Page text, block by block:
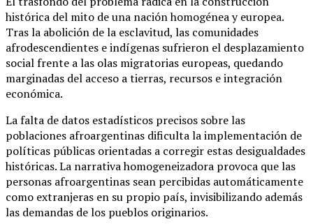
histórica del mito de una nación homogénea y europea.
Tras la abolición de la esclavitud, las comunidades
afrodescendientes e indígenas sufrieron el desplazamiento
social frente a las olas migratorias europeas, quedando
marginadas del acceso a tierras, recursos e integración
económica.
La falta de datos estadísticos precisos sobre las
poblaciones afroargentinas dificulta la implementación de
políticas públicas orientadas a corregir estas desigualdades
históricas. La narrativa homogeneizadora provoca que las
personas afroargentinas sean percibidas automáticamente
como extranjeras en su propio país, invisibilizando además
las demandas de los pueblos originarios.